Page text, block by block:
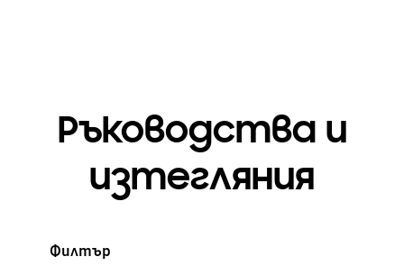
Ръководства и
изтегляния
Филтър